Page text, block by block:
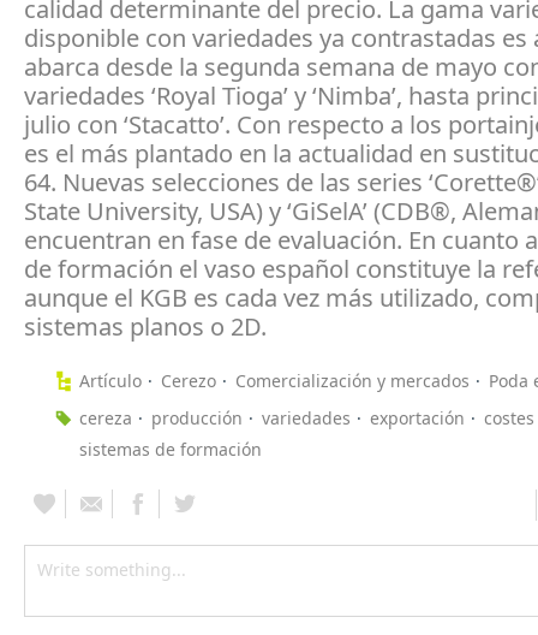
calidad determinante del precio. La gama
disponible con variedades ya contrastadas es
abarca desde la segunda semana de mayo
variedades ‘Royal Tioga’ y ‘Nimba’, hasta
julio con ‘Stacatto’. Con respecto a los
es el más plantado en la actualidad en
64. Nuevas selecciones de las series
State University, USA) y ‘GiSelA’ (CDB®,
encuentran en fase de evaluación. En cuanto
de formación el vaso español constituye la
aunque el KGB es cada vez más utilizado,
sistemas planos o 2D.
Artículo Cerezo Comercialización y mercados
Poda
cereza
producción variedades exportación
costes
sistemas de formación